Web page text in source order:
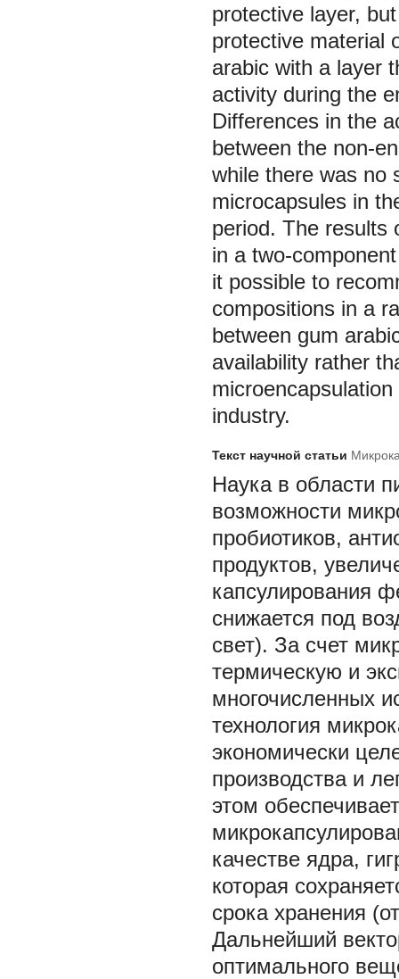
protective layer,
protective material
arabic with a layer
activity during the
Differences in the
between the non-
while there was no
microcapsules in
period. The results
in a two-
it possible to
compositions in a
between gum
availability rather
industry.
Текст научной статьи
Наука в области
возможности
пробиотиков,
продуктов,
капсулирования
снижается под
свет). За счет
термическую и
многочисленных
технология
экономически
производства и
этом
качестве ядра,
которая
срока хранения
Дальнейший
оптимального